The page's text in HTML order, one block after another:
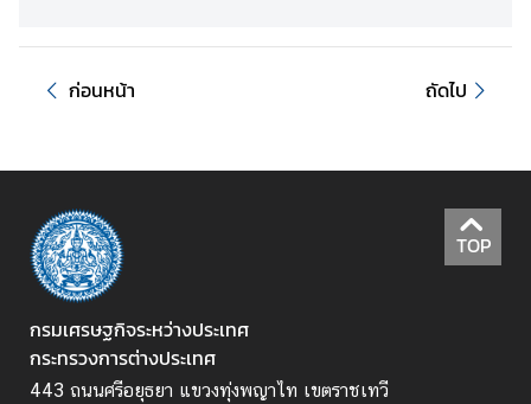
ป
ร
ะ
เ
ท
ศ
ข่
ตั้ง.pdf
ก่อนหน้า ถัดไป
TOP
กรมเศรษฐกิจระหว่างประเทศ
กระทรวงการต่างประเทศ
443 ถนนศรีอยุธยา แขวงทุ่งพญาไท เขตราชเทวี